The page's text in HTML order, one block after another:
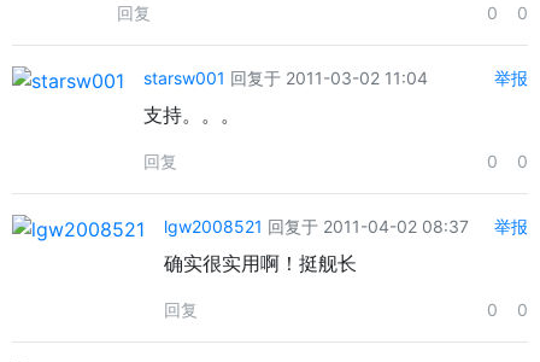
回复 0 0
starsw001 回复于 2011-03-02 11:04 举报
支持。。。
回复 0 0
lgw2008521 回复于 2011-04-02 08:37 举报
确实很实用啊！挺舰长
回复 0 0